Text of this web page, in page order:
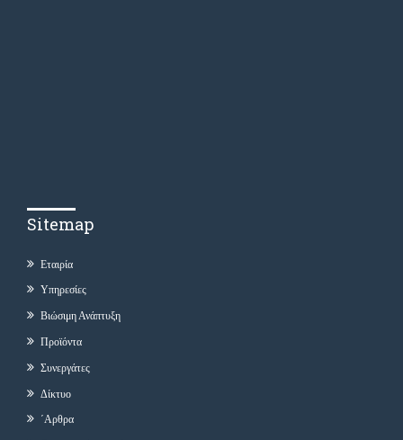
Sitemap
Εταιρία
Υπηρεσίες
Βιώσιμη Ανάπτυξη
Προϊόντα
Συνεργάτες
Δίκτυο
΄Αρθρα